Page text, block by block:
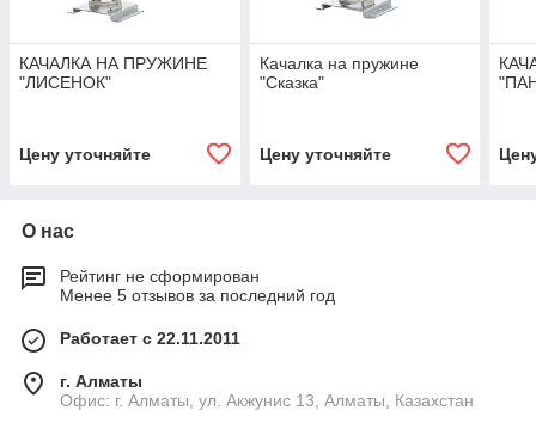
КАЧАЛКА НА ПРУЖИНЕ
"ЛИСЕНОК"
Цену уточняйте
Качалка на пружине
"Сказка"
Цену уточняйте
О нас
Рейтинг не сформирован
Менее 5 отзывов за последний год
Работает с 22.11.2011
г. Алматы
Офис: г. Алматы, ул. Акжунис 13, Алматы, Казахстан